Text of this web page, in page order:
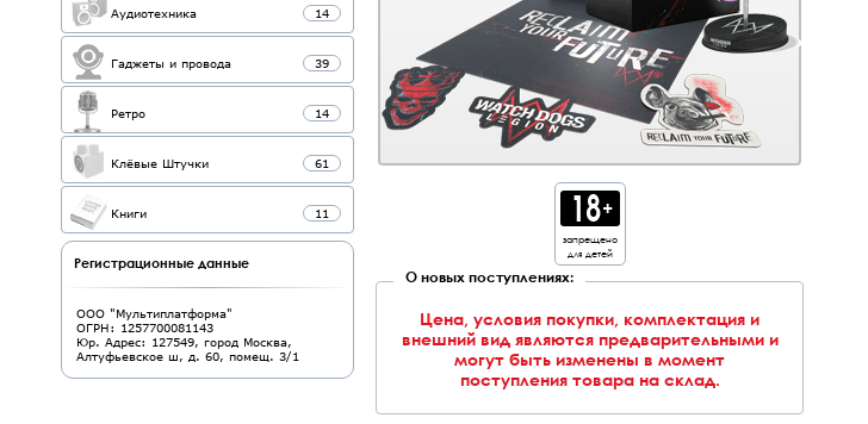
Аудиотехника 14
Гаджеты и провода 39
Ретро 14
Клёвые Штучки 61
Книги 11
Регистрационные данные
ООО "Мультиплатформа"
ОГРН: 1257700081143
Юр. Адрес: 127549, город Москва,
Алтуфьевское ш, д. 60, помещ. 3/1
запрещено
для детей
О новых поступлениях:
Цена, условия покупки, комплектация и
внешний вид являются предварительными и
могут быть изменены в момент
поступления товара на склад.